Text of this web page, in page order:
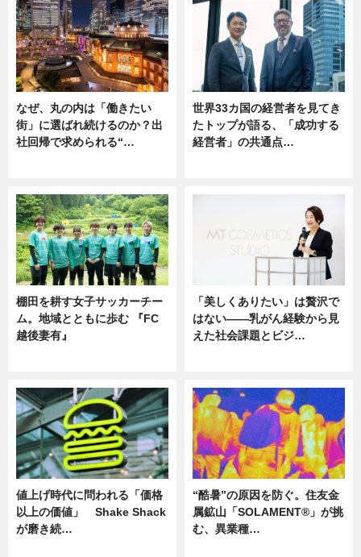
なぜ、丸の内は「働きたい
街」に選ばれ続けるのか？出
社回帰で求められる“…
世界33カ国の経営者を見てき
たトップが語る、「成功する
経営者」の共通点…
棚田を耕す女子サッカーチー
ム。地域とともに歩む 『FC
越後妻有』
「美しくありたい」は贅沢で
はない――乳がん経験から見
えた社会課題とビジ…
値上げ時代に問われる「価格
以上の価値」 Shake Shack
が磨き続…
“酷暑”の原因を防ぐ。住友金
属鉱山「SOLAMENT®」が挑
む、異業種…